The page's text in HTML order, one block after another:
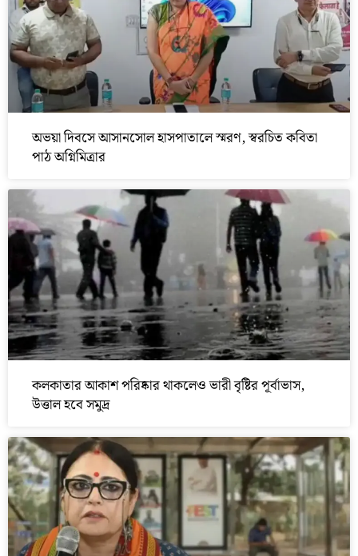
অভয়া দিবসে আসানসোল হাসপাতালে স্মরণ, স্বরচিত কবিতা
পাঠ অগ্নিমিত্রার
কলকাতার আকাশ পরিষ্কার থাকলেও ভারী বৃষ্টির পূর্বাভাস,
উত্তাল হবে সমুদ্র